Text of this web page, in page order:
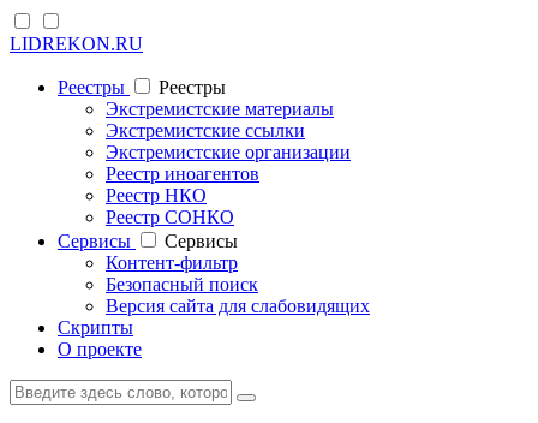
LIDREKON.RU
Реестры
Реестры
Экстремистские материалы
Экстремистские ссылки
Экстремистские организации
Реестр иноагентов
Реестр НКО
Реестр СОНКО
Cервисы
Cервисы
Контент-фильтр
Безопасный поиск
Версия сайта для слабовидящих
Скрипты
О проекте